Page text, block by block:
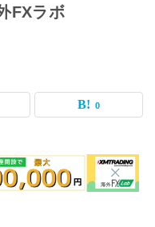
FXラボ
0